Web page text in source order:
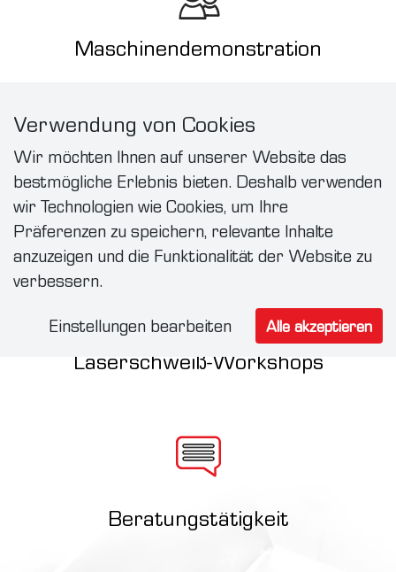
Maschinendemonstration
Ratenzahlungsplan
Laserschweiß-Workshops
Beratungstätigkeit
Verwendung von Cookies
Wir möchten Ihnen auf unserer Website das
bestmögliche Erlebnis bieten. Deshalb verwenden
wir Technologien wie Cookies, um Ihre
Präferenzen zu speichern, relevante Inhalte
anzuzeigen und die Funktionalität der Website zu
verbessern.
Einstellungen bearbeiten Alle akzeptieren